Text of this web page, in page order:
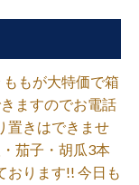
もが大特価で箱
ますのでお電話
きはできませ
茄子・胡瓜3本
おります!! 今日も